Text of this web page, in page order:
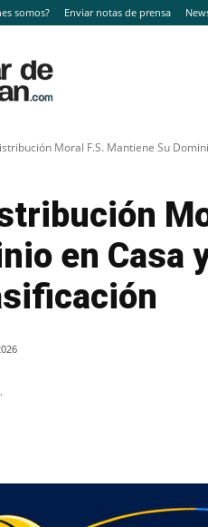
somos? Enviar notas de prensa
Moral F.S. Mantiene Su
en Casa